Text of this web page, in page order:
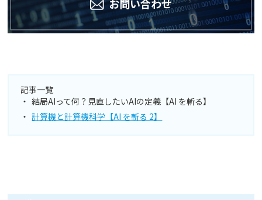
お問い合わせ
記事一覧
結局AIって何？見直したいAIの定義【AI を斬る】
計算機と計算機科学【AI を斬る 2】